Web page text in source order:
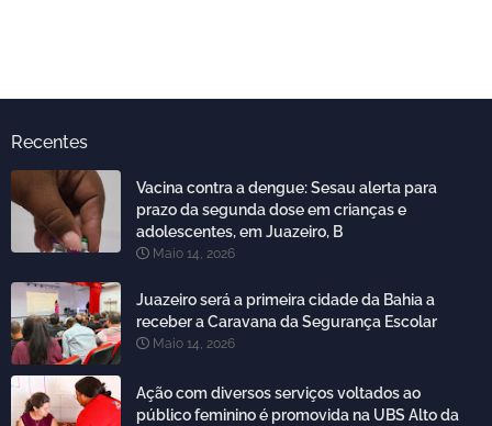
Recentes
Vacina contra a dengue: Sesau alerta para
prazo da segunda dose em crianças e
adolescentes, em Juazeiro, B
Maio 14, 2026
Juazeiro será a primeira cidade da Bahia a
receber a Caravana da Segurança Escolar
Maio 14, 2026
Ação com diversos serviços voltados ao
público feminino é promovida na UBS Alto da